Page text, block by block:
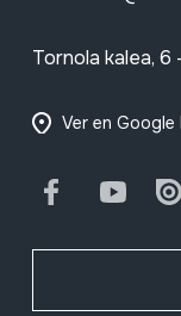
Tornola kalea, 6
Ver en Google
Facebook